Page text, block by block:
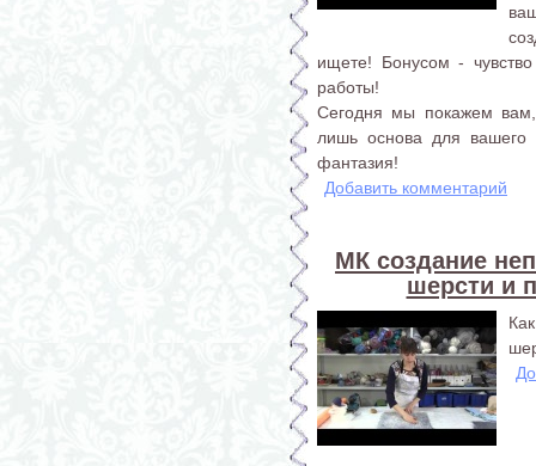
ищете! Бонусом - чувство
работы!
Сегодня мы покажем
лишь основа для вашего
фантазия!
Добавить комментарий
МК создание
шерсти и